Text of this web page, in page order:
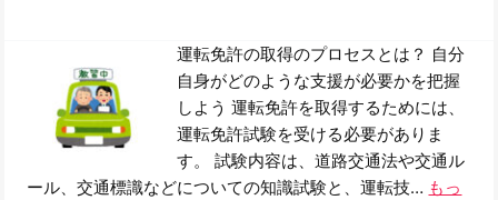
運転免許の取得のプロセスとは？ 自分
自身がどのような支援が必要かを把握
しよう 運転免許を取得するためには、
運転免許試験を受ける必要がありま
す。 試験内容は、道路交通法や交通ル
ール、交通標識などについての知識試験と、運転技… もっ